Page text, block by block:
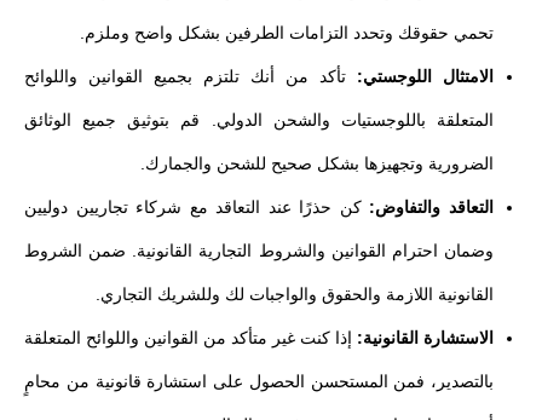
تحمي حقوقك وتحدد التزامات الطرفين بشكل واضح وملزم.
الامتثال اللوجستي: تأكد من أنك تلتزم بجميع القوانين واللوائح
المتعلقة باللوجستيات والشحن الدولي. قم بتوثيق جميع الوثائق
الضرورية وتجهيزها بشكل صحيح للشحن والجمارك.
التعاقد والتفاوض: كن حذرًا عند التعاقد مع شركاء تجاريين دوليين
وضمان احترام القوانين والشروط التجارية القانونية. ضمن الشروط
القانونية اللازمة والحقوق والواجبات لك وللشريك التجاري.
الاستشارة القانونية: إذا كنت غير متأكد من القوانين واللوائح المتعلقة
بالتصدير، فمن المستحسن الحصول على استشارة قانونية من محامٍ